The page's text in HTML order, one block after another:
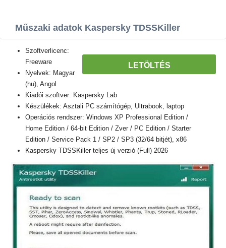
Műszaki adatok Kaspersky TDSSKiller
LETÖLTÉS
Szoftverlicenc:
Freeware
Nyelvek: Magyar
(hu), Angol
Kiadói szoftver: Kaspersky Lab
Készülékek: Asztali PC számítógép, Ultrabook, laptop
Operációs rendszer: Windows XP Professional Edition /
Home Edition / 64-bit Edition / Zver / PC Edition / Starter
Edition / Service Pack 1 / SP2 / SP3 (32/64 bitjét), x86
Kaspersky TDSSKiller teljes új verzió (Full) 2026